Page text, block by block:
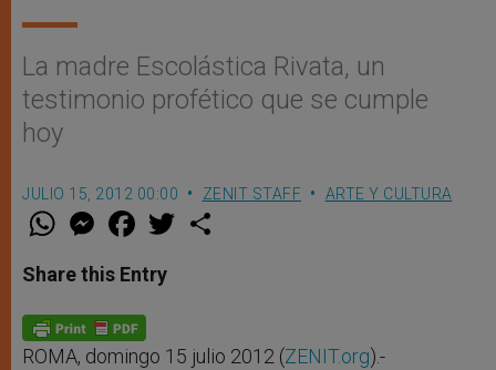
La madre Escolástica Rivata, un
testimonio profético que se cumple
hoy
JULIO 15, 2012 00:00 ZENIT STAFF ARTE Y CULTURA
W
t
s
p
p
M
e
s
e
g
e
r
F
a
e
b
o
k
w
Share this Entry
ROMA, domingo 15 julio 2012 (ZENIT.org).-